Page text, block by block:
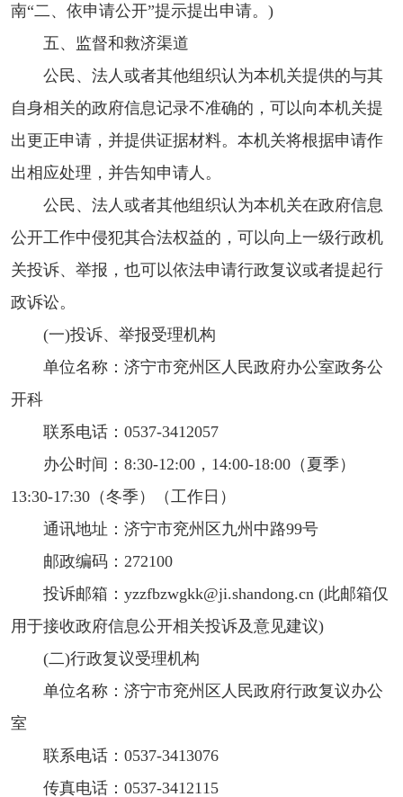
南“二、依申请公开”提示提出申请。)
五、监督和救济渠道
公民、法人或者其他组织认为本机关提供的与其
自身相关的政府信息记录不准确的，可以向本机关提
出更正申请，并提供证据材料。本机关将根据申请作
出相应处理，并告知申请人。
公民、法人或者其他组织认为本机关在政府信息
公开工作中侵犯其合法权益的，可以向上一级行政机
关投诉、举报，也可以依法申请行政复议或者提起行
政诉讼。
(一)投诉、举报受理机构
单位名称：济宁市兖州区人民政府办公室政务公
开科
联系电话：0537-3412057
办公时间：8:30-12:00，14:00-18:00（夏季）
13:30-17:30（冬季）（工作日）
通讯地址：济宁市兖州区九州中路99号
邮政编码：272100
投诉邮箱：yzzfbzwgkk@ji.shandong.cn (此邮箱仅
用于接收政府信息公开相关投诉及意见建议)
(二)行政复议受理机构
单位名称：济宁市兖州区人民政府行政复议办公
室
联系电话：0537-3413076
传真电话：0537-3412115